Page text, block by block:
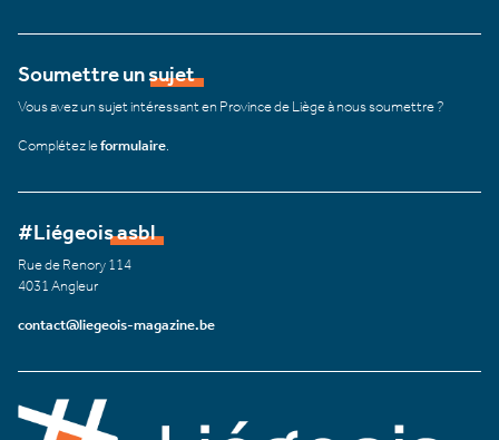
Soumettre un sujet
Vous avez un sujet intéressant en Province de Liège à nous soumettre ?
Complétez leformulaire
#Liégeois asbl
Rue de Renory 114
4031 Angleur
contact@liegeois-magazine.be